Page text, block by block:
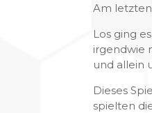
Am
Los ging
irgendwie
und allein
Dieses
spielten